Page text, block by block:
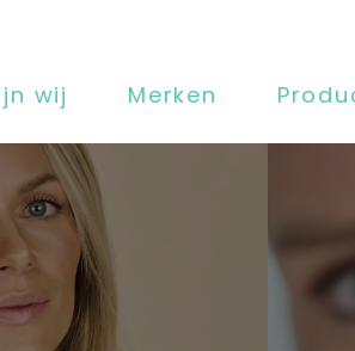
wij Merken